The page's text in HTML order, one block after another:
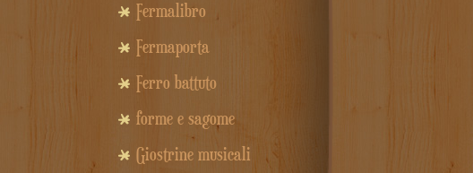
Fermalibro
Fermaporta
Ferro battuto
forme e sagome
Giostrine musicali